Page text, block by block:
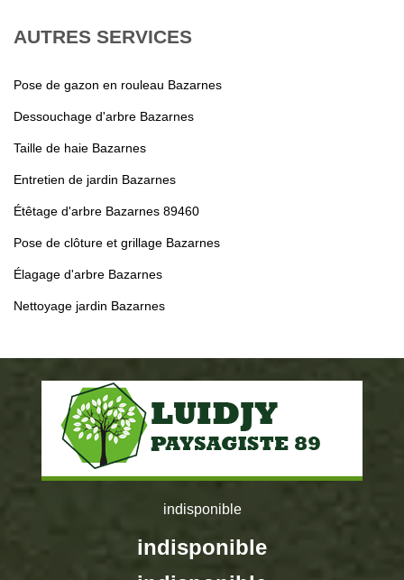
AUTRES SERVICES
Pose de gazon en rouleau Bazarnes
Dessouchage d'arbre Bazarnes
Taille de haie Bazarnes
Entretien de jardin Bazarnes
Étêtage d'arbre Bazarnes 89460
Pose de clôture et grillage Bazarnes
Élagage d'arbre Bazarnes
Nettoyage jardin Bazarnes
indisponible
indisponible